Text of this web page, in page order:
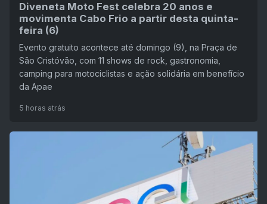
Diveneta Moto Fest celebra 20 anos e
movimenta Cabo Frio a partir desta quinta-
feira (6)
Evento gratuito acontece até domingo (9), na Praça de
São Cristóvão, com 11 shows de rock, gastronomia,
camping para motociclistas e ação solidária em benefício
da Apae
5 horas atrás